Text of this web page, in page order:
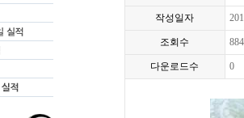
작성일자
조회수
다운로드수 0